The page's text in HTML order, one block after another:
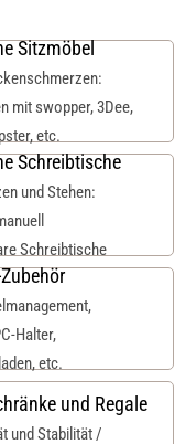
Sitzmöbel
mit swopper, 3Dee,
etc.
Schreibtische
und Stehen:
Schreibtische
Halter,
etc.
und Regale
und Stabilität /